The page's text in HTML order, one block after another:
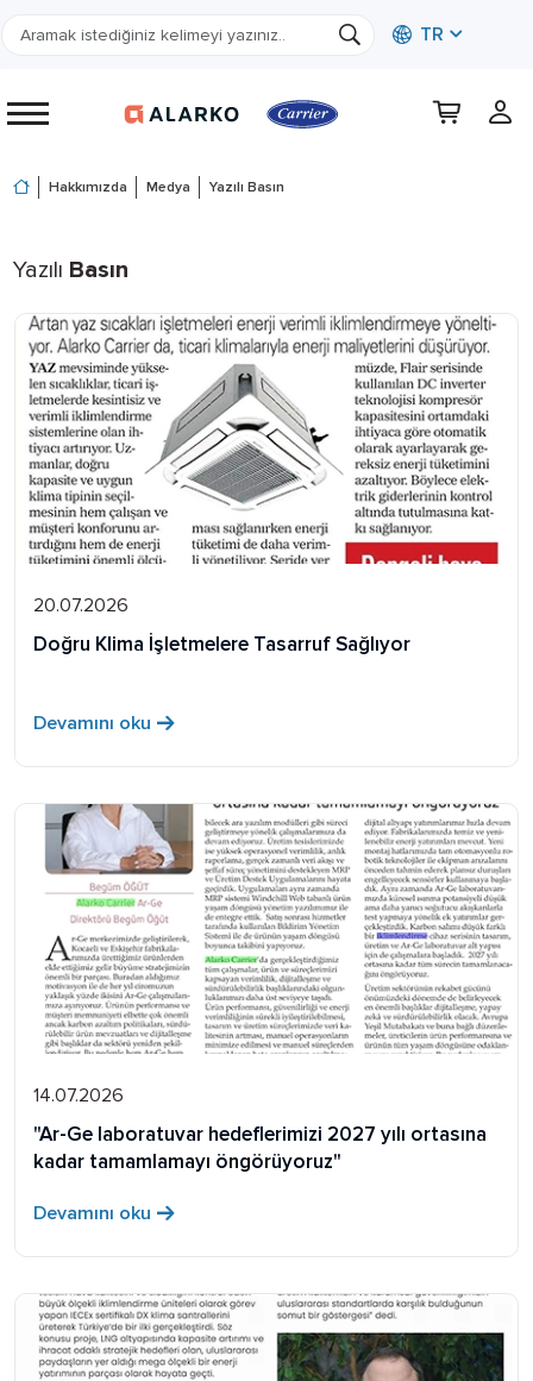
TR
Hakkımızda Medya Yazılı Basın
Yazılı Basın
20.07.2026
Doğru Klima İşletmelere Tasarruf Sağlıyor
Devamını oku
14.07.2026
"Ar-Ge laboratuvar hedeflerimizi 2027 yılı ortasına
kadar tamamlamayı öngörüyoruz"
Devamını oku